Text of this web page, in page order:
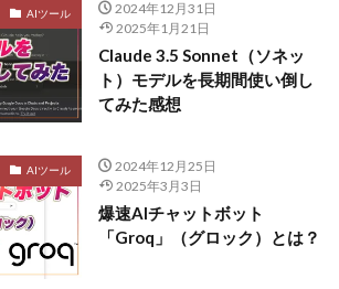
AIツール
2024年12月31日
2025年1月21日
Claude 3.5 Sonnet（ソネッ
ト）モデルを長期間使い倒し
てみた感想
AIツール
2024年12月25日
2025年3月3日
爆速AIチャットボット
「Groq」（グロック）とは？